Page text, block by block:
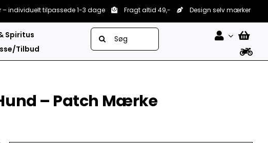
individuelt tilpassede 1-3 dage Fragt altid 49,- Design selv mærker
Spiritus
Tilbud
Søg
efter:
– Patch Mærke